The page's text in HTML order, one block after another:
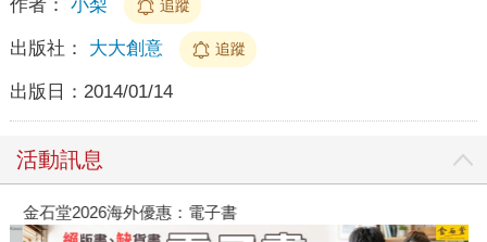
作者： 小梨 追蹤
出版社： 大大創意 追蹤
出版日： 2014/01/14
活動訊息
金石堂2026海外優惠：電子書